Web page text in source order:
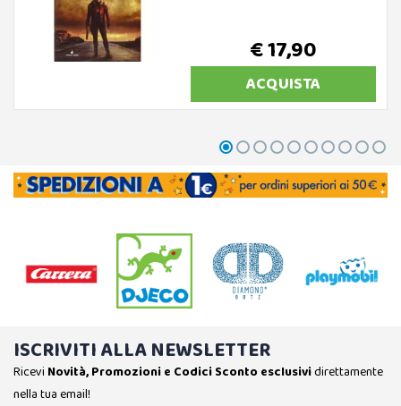
€ 17,90
ACQUISTA
ISCRIVITI ALLA NEWSLETTER
Ricevi Novità, Promozioni e Codici Sconto esclusividirettamente
nella tua email!